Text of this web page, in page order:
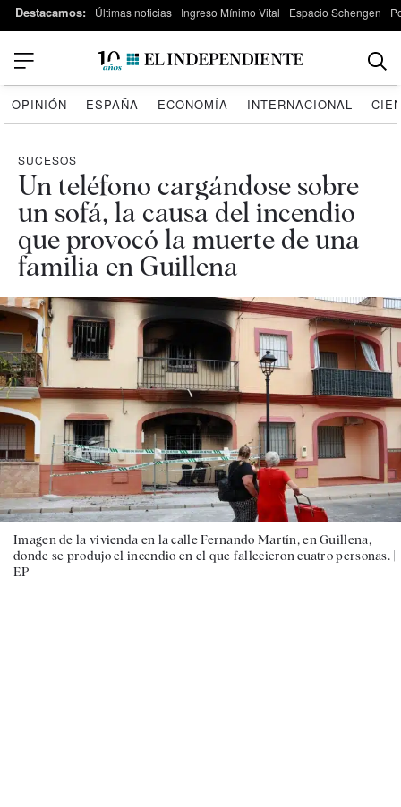
Destacamos: Últimas noticias Ingreso Mínimo Vital Espacio Schengen
OPINIÓN ESPAÑA ECONOMÍA INTERNACIONAL
SUCESOS
Un teléfono cargándose sobre
un sofá, la causa del incendio
que provocó la muerte de una
familia en Guillena
Imagen de la vivienda en la calle Fernando Martín, en Guillena,
donde se produjo el incendio en el que fallecieron cuatro personas. |
EP